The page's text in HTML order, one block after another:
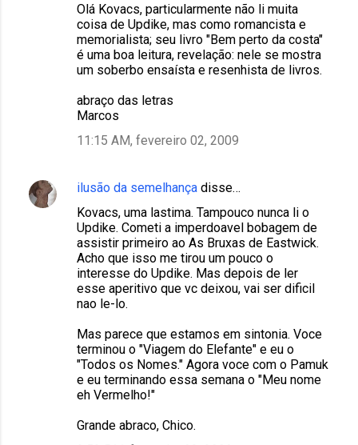
Olá Kovacs, particularmente não li muita
coisa de Updike, mas como romancista e
memorialista; seu livro "Bem perto da costa"
é uma boa leitura, revelação: nele se mostra
um soberbo ensaísta e resenhista de livros.
abraço das letras
Marcos
11:15 AM, fevereiro 02, 2009
ilusão da semelhança disse…
Kovacs, uma lastima. Tampouco nunca li o
Updike. Cometi a imperdoavel bobagem de
assistir primeiro ao As Bruxas de Eastwick.
Acho que isso me tirou um pouco o
interesse do Updike. Mas depois de ler
esse aperitivo que vc deixou, vai ser dificil
nao le-lo.
Mas parece que estamos em sintonia. Voce
terminou o "Viagem do Elefante" e eu o
"Todos os Nomes." Agora voce com o Pamuk
e eu terminando essa semana o "Meu nome
eh Vermelho!"
Grande abraco, Chico.